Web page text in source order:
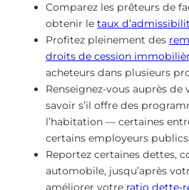
Comparez les prêteurs de
obtenir le taux
Profitez pleinement des
droits de cession
acheteurs dans plusieurs
Renseignez-vous auprès
savoir s’il offre des
l’habitation — certaines
certains employeurs
Reportez certaines dettes,
automobile, jusqu’après